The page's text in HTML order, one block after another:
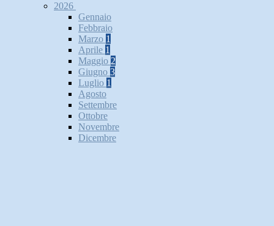
2026
Gennaio
Febbraio
Marzo 1
Aprile 1
Maggio 2
Giugno 3
Luglio 1
Agosto
Settembre
Ottobre
Novembre
Dicembre